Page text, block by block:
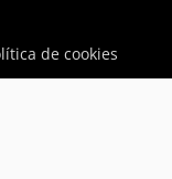
de cookies